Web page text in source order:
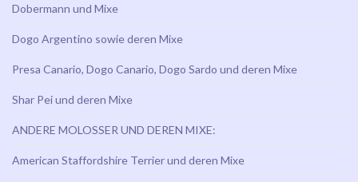
Dobermann und Mixe
Dogo Argentino sowie deren Mixe
Presa Canario, Dogo Canario, Dogo Sardo und deren Mixe
Shar Pei und deren Mixe
ANDERE MOLOSSER UND DEREN MIXE:
American Staffordshire Terrier und deren Mixe